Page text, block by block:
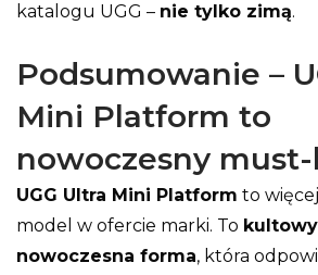
katalogu UGG – nie tylko zimą.
Podsumowanie –
Mini Platform to
nowoczesny
UGG Ultra Mini Platform to
model w ofercie marki. To
nowoczesna forma, która